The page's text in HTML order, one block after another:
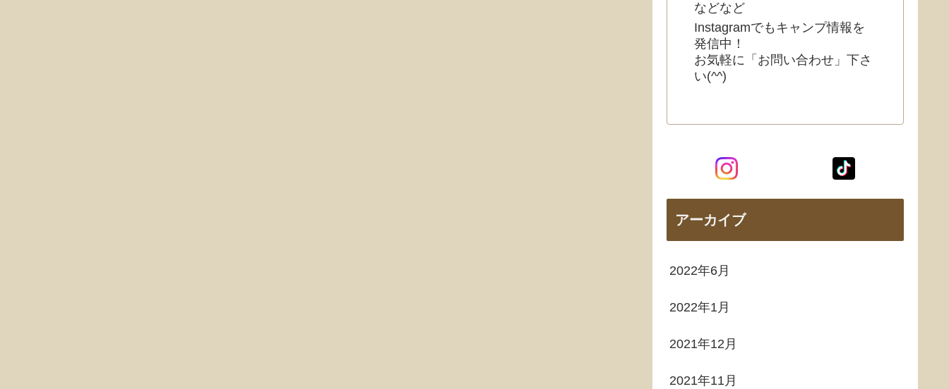
などなど
Instagramでもキャンプ情報を
発信中！
お気軽に「お問い合わせ」下さ
い(^^)
アーカイブ
2022年6月
2022年1月
2021年12月
2021年11月